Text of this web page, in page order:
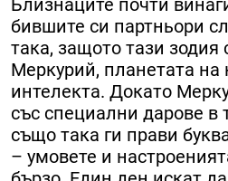
Близнаците почти
бившите си партньори
така, защото тази зодия
Меркурий, планетата на
интелекта. Докато
със специални дарове в
също така ги прави
– умовете и